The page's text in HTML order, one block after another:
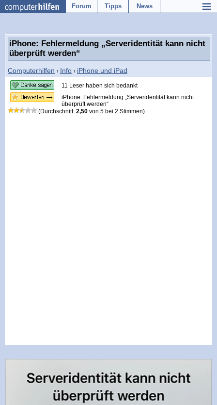
Forum Tipps News
iPhone: Fehlermeldung „Serveridentität kann nicht
überprüft werden“
Computerhilfen › Info › iPhone und iPad
11 Leser haben sich bedankt
iPhone: Fehlermeldung „Serveridentität kann nicht
überprüft werden“
(Durchschnitt: 2,50 von 5 bei 2 Stimmen)